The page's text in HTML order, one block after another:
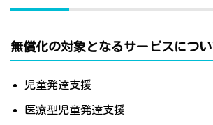
無償化の対象となるサービスにつ
児童発達支援
医療型児童発達支援